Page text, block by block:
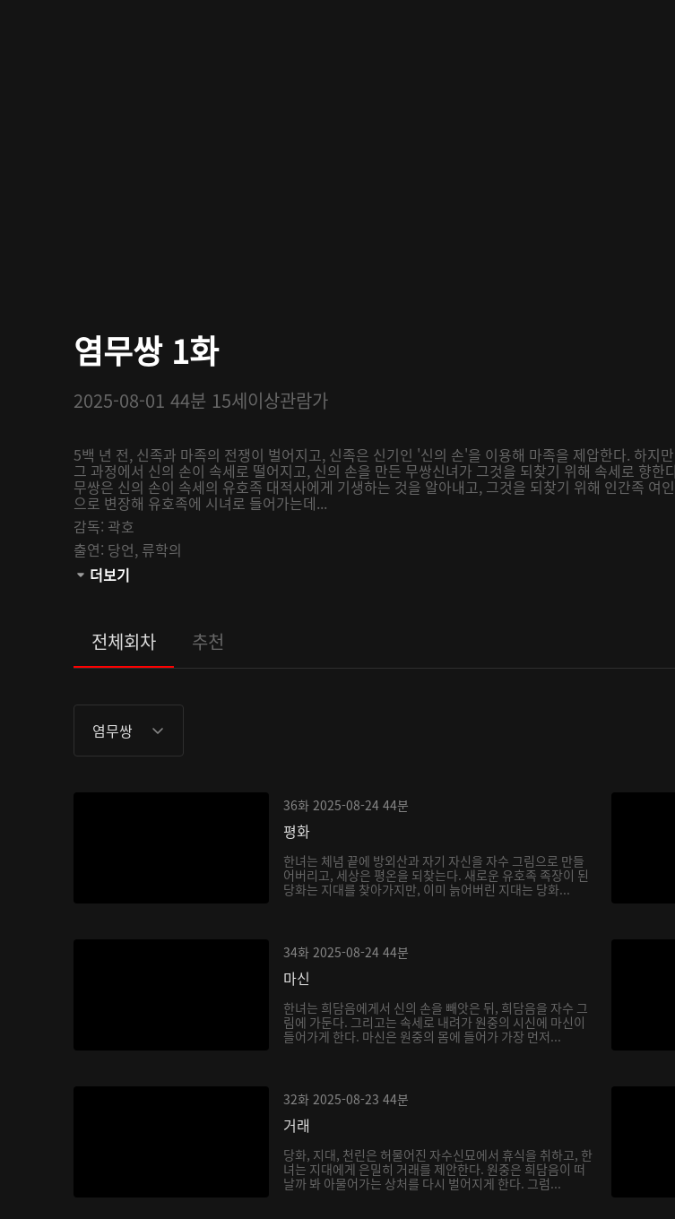
염무쌍 1화
2025-08-01 44분 15세이상관람가
5백 년 전, 신족과 마족의 전쟁이 벌어지고, 신족은 신기인 '신의 손'을 이용해 마족을 제압한다. 하지
그 과정에서 신의 손이 속세로 떨어지고, 신의 손을 만든 무쌍신녀가 그것을 되찾기 위해 속세로 향한
무쌍은 신의 손이 속세의 유호족 대적사에게 기생하는 것을 알아내고, 그것을 되찾기 위해 인간족 여인
으로 변장해 유호족에 시녀로 들어가는데...
감독: 곽호
출연: 당언, 류학의
채널:AsiaUHD
더보기
전체회차 추천
염무쌍
36화 2025-08-24 44분
평화
한녀는 체념 끝에 방외산과 자기 자신을 자수 그림으로 만들
어버리고, 세상은 평온을 되찾는다. 새로운 유호족 족장이 된
당화는 지대를 찾아가지만, 이미 늙어버린 지대는 당화...
34화 2025-08-24 44분
마신
한녀는 희담음에게서 신의 손을 빼앗은 뒤, 희담음을 자수 그
림에 가둔다. 그리고는 속세로 내려가 원중의 시신에 마신이
들어가게 한다. 마신은 원중의 몸에 들어가 가장 먼저...
32화 2025-08-23 44분
거래
당화, 지대, 천린은 허물어진 자수신묘에서 휴식을 취하고, 한
녀는 지대에게 은밀히 거래를 제안한다. 원중은 희담음이 떠
날까 봐 아물어가는 상처를 다시 벌어지게 한다. 그럼...